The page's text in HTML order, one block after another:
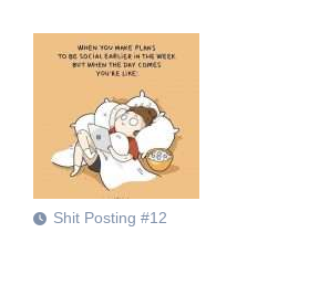
Shit Posting #12